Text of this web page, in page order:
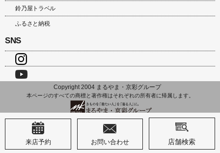
来店予約 お問い合わせ 店舗検索
鈴乃屋トラベル
ふるさと納税
SNS
Copyright 2004 まるやま・京彩グループ
本ページのすべての商標と著作権はそれぞれの所有者に帰属します。